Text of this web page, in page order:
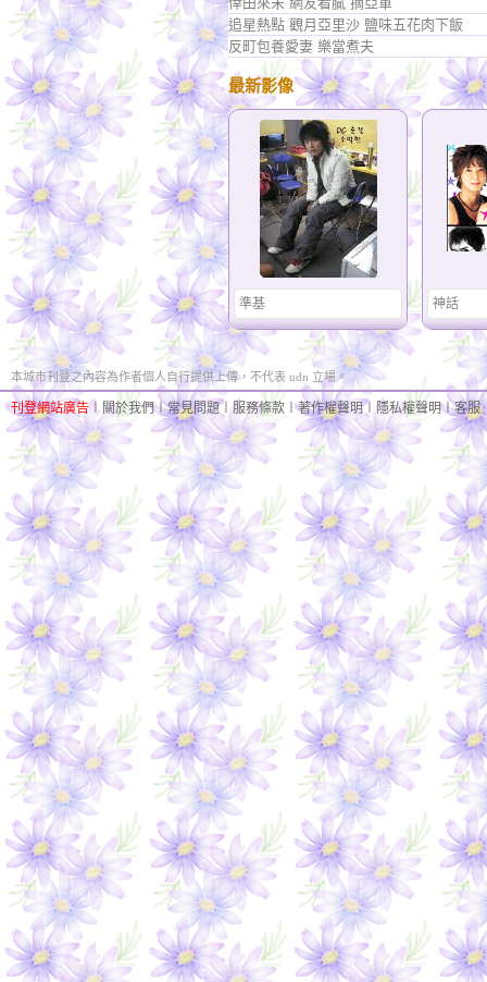
追星熱點 觀月亞里沙 鹽味五花肉下飯
反町包養愛妻 樂當煮夫
最新影像
準基 神話
本城市刊登之內容為作者個人自行提供上傳，不代表 udn 立場。
刊登網站廣告 ︱ 關於我們︱常見問題︱服務條款 ︱著作權聲明︱隱私權聲明︱客服